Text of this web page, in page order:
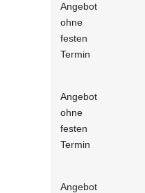
Angebot
ohne
festen
Termin
Angebot
ohne
festen
Termin
Angebot